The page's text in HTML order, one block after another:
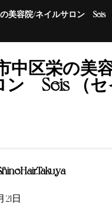
美容院/ネイルサロン Seis
中区栄の美
ン Seis （セ
に基づく表示
Hair.Takuya
21日